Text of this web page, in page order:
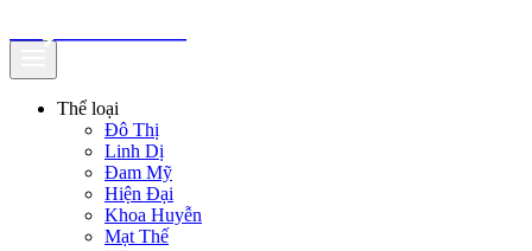
Thể loại
Đô Thị
Linh Dị
Đam Mỹ
Hiện Đại
Khoa Huyễn
Mạt Thế